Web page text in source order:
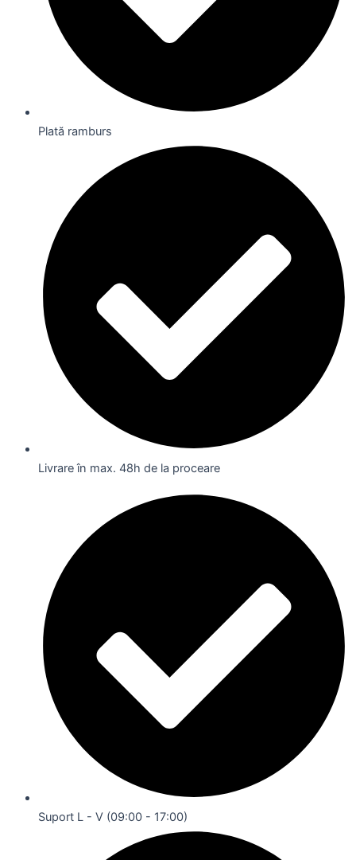
Plată ramburs
Livrare în max. 48h de la proceare
Suport L - V (09:00 - 17:00)